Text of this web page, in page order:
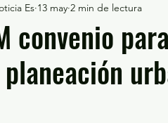
Estatal Gubernatura
Seguridad y Justicia
convenio
Es 13 may 2 min de lectura